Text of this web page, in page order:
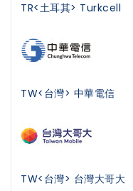
TR<土耳其> Turkcell
TW<台灣> 中華電信
TW<台灣> 台灣大哥大